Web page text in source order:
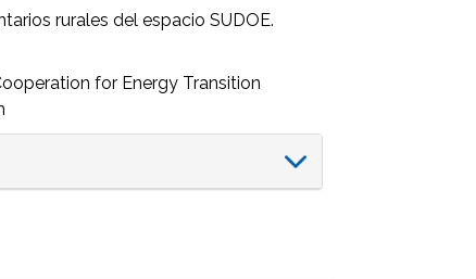
rurales del espacio SUDOE.
for Energy Transition